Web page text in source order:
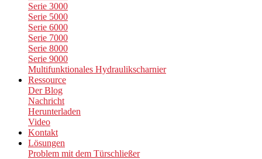
Serie 3000
Serie 5000
Serie 6000
Serie 7000
Serie 8000
Serie 9000
Multifunktionales Hydraulikscharnier
Ressource
Der Blog
Nachricht
Herunterladen
Video
Kontakt
Lösungen
Problem mit dem Türschließer